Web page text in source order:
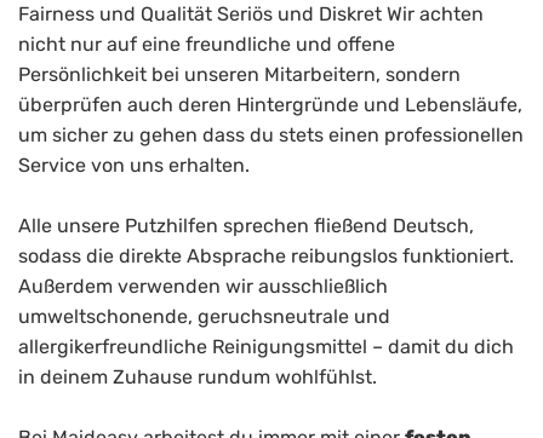
Fairness und Qualität Seriös und Diskret Wir achten
nicht nur auf eine freundliche und offene
Persönlichkeit bei unseren Mitarbeitern, sondern
überprüfen auch deren Hintergründe und Lebensläufe,
um sicher zu gehen dass du stets einen professionellen
Service von uns erhalten.
Alle unsere Putzhilfen sprechen fließend Deutsch,
sodass die direkte Absprache reibungslos funktioniert.
Außerdem verwenden wir ausschließlich
umweltschonende, geruchsneutrale und
allergikerfreundliche Reinigungsmittel – damit du dich
in deinem Zuhause rundum wohlfühlst.